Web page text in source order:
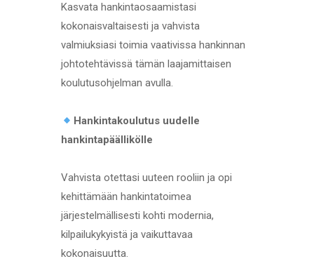
Kasvata hankintaosaamistasi
kokonaisvaltaisesti ja vahvista
valmiuksiasi toimia vaativissa hankinnan
johtotehtävissä tämän laajamittaisen
koulutusohjelman avulla.
Hankintakoulutus uudelle
hankintapäällikölle
Vahvista otettasi uuteen rooliin ja opi
kehittämään hankintatoimea
järjestelmällisesti kohti modernia,
kilpailukykyistä ja vaikuttavaa
kokonaisuutta.